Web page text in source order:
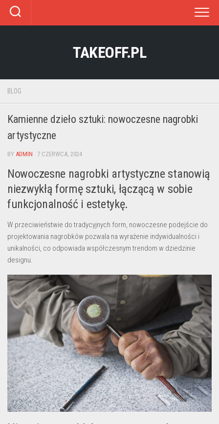
Skip
content
TAKEOFF.PL
BLOG
Kamienne dzieło sztuki: nowoczesne nagrobki
artystyczne
BY ADMIN · 7 CZERWCA, 2024
Nowoczesne nagrobki artystyczne stanowią
niezwykłą formę sztuki, łączącą w sobie
funkcjonalność i estetykę.
W przeciwieństwie do tradycyjnych form, nowoczesne podejście do
projektowania nagrobków pozwala na wyrażenie indywidualności i
unikalności, co odpowiada współczesnym trendom w dziedzinie
designu.